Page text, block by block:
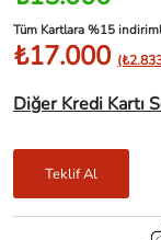
Tüm Kartlara %15
₺17.000
Diğer Kredi Kartı
Teklif Al